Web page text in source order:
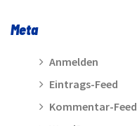
Meta
Anmelden
Eintrags-Feed
Kommentar-Feed